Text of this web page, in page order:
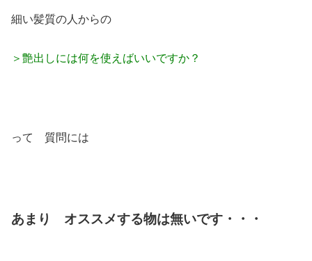
細い髪質の人からの
＞艶出しには何を使えばいいですか？
って 質問には
あまり オススメする物は無いです・・・